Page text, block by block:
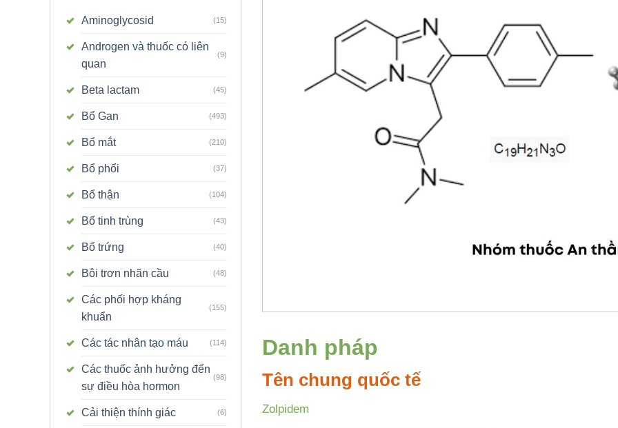
Aminoglycosid (15)
Androgen và thuốc có liên
quan
(9)
Beta lactam (45)
Bổ Gan (493)
Bổ mắt (210)
Bổ phổi (37)
Bổ thận (104)
Bổ tinh trùng (43)
Bổ trứng (40)
Bôi trơn nhãn cầu (48)
Các phối hợp kháng
khuẩn
(155)
Các tác nhân tạo máu (114)
Các thuốc ảnh hưởng đến
sự điều hòa hormon
(98)
Cải thiện thính giác (6)
Danh pháp
Tên chung quốc tế
Zolpidem